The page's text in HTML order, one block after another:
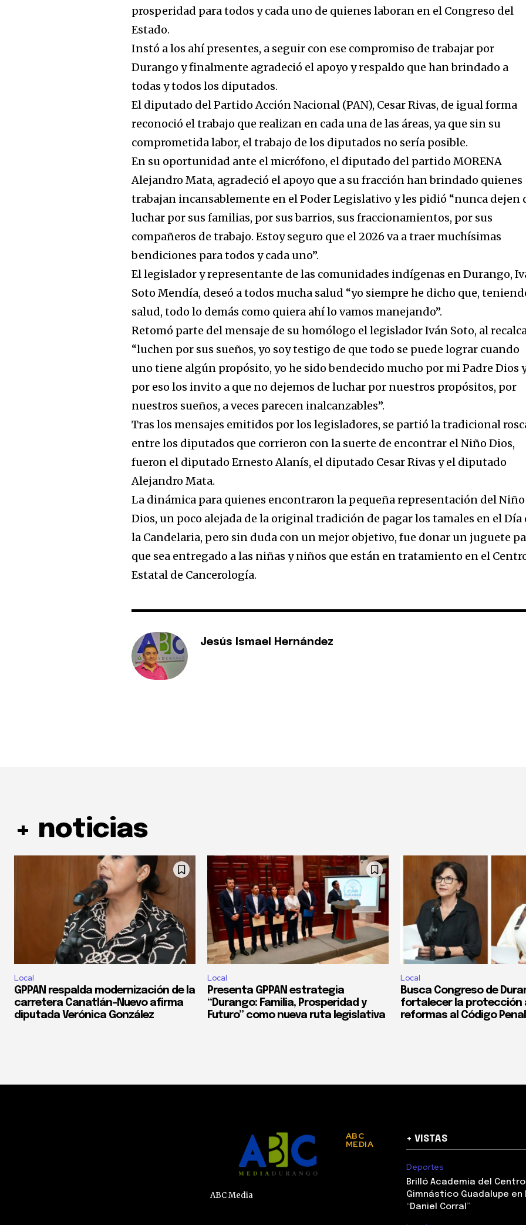
prosperidad para todos y cada uno de quienes laboran en el Congreso del
Estado.
Instó a los ahí presentes, a seguir con ese compromiso de trabajar por
Durango y finalmente agradeció el apoyo y respaldo que han brindado a
todas y todos los diputados.
El diputado del Partido Acción Nacional (PAN), Cesar Rivas, de igual forma
reconoció el trabajo que realizan en cada una de las áreas, ya que sin su
comprometida labor, el trabajo de los diputados no sería posible.
En su oportunidad ante el micrófono, el diputado del partido MORENA
Alejandro Mata, agradeció el apoyo que a su fracción han brindado quienes
trabajan incansablemente en el Poder Legislativo y les pidió “nunca dejen
luchar por sus familias, por sus barrios, sus fraccionamientos, por sus
compañeros de trabajo. Estoy seguro que el 2026 va a traer muchísimas
bendiciones para todos y cada uno”.
El legislador y representante de las comunidades indígenas en Durango,
Soto Mendía, deseó a todos mucha salud “yo siempre he dicho que,
salud, todo lo demás como quiera ahí lo vamos manejando”.
Retomó parte del mensaje de su homólogo el legislador Iván Soto, al
“luchen por sus sueños, yo soy testigo de que todo se puede lograr cuando
uno tiene algún propósito, yo he sido bendecido mucho por mi Padre Dios
por eso los invito a que no dejemos de luchar por nuestros propósitos, por
nuestros sueños, a veces parecen inalcanzables”.
Tras los mensajes emitidos por los legisladores, se partió la tradicional
entre los diputados que corrieron con la suerte de encontrar el Niño Dios,
fueron el diputado Ernesto Alanís, el diputado Cesar Rivas y el diputado
Alejandro Mata.
La dinámica para quienes encontraron la pequeña representación del Niño
Dios, un poco alejada de la original tradición de pagar los tamales en el Día
la Candelaria, pero sin duda con un mejor objetivo, fue donar un juguete
que sea entregado a las niñas y niños que están en tratamiento en el
Estatal de Cancerología.
Jesús Ismael Hernández
+ noticias
Local
GPPAN respalda modernización de la
carretera Canatlán–Nuevo afirma
diputada Verónica González
Local
Presenta GPPAN estrategia
“Durango: Familia, Prosperidad y
Futuro” como nueva ruta legislativa
Local
Busca Congreso de
fortalecer la protección
reformas al Código Penal
ABC
MEDIA
ABC Media
+ VISTAS
Deportes
Brilló Academia del Centro
Gimnástico Guadalupe en
“Daniel Corral”